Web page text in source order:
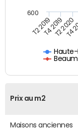
Haute-
T2 2019T4 2019T2 2020
T4
600
Prix au m2
Maisons anciennes